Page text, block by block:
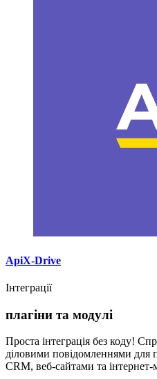
ApiX-Drive
Інтеграції
плагіни та модулі
Проста інтеграція без коду!
діловими повідомленнями для
CRM, веб-сайтами та інтернет-